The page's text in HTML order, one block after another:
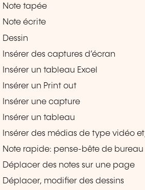
Note tapée
Note écrite
Dessin
Insérer des captures d’écran
Insérer un tableau Excel
Insérer un Print out
Insérer une capture
Insérer un tableau
Insérer des médias de type vidéo
Note rapide: pense-bête de bureau
Déplacer des notes sur une page
Déplacer, modifier des dessins